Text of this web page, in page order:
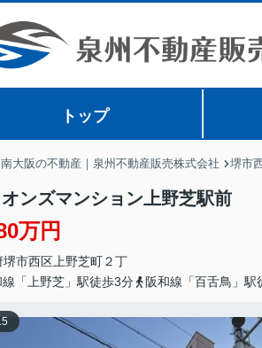
トップ
大阪の不動産｜泉州不動産販売株式会社 堺市
ンズマンション上野芝駅前
万円
堺市西区 上野芝町２丁
線「上野芝」駅徒歩3分
阪和線「百舌鳥」駅